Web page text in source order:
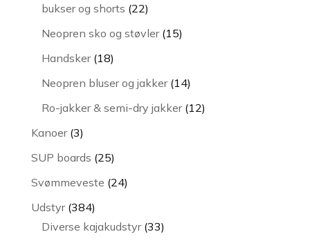
bukser og shorts 2222
varer
Neopren sko og støvler 1515
Handsker 1818
Neopren bluser og jakker 1414
varer
Ro-jakker & semi-dry jakker 1212
Kanoer 33
varer
SUP boards 2525
varer
Svømmeveste 2424
Udstyr 384384
varer
Diverse kajakudstyr 3333